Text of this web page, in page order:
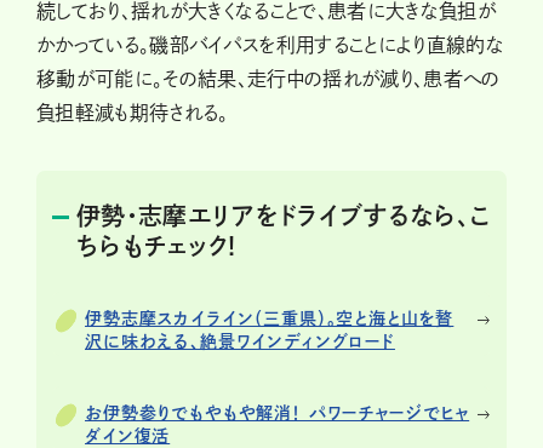
続しており、揺れが大きくなることで、患者に大きな負担が
かかっている。磯部バイパスを利用することにより直線的な
移動が可能に。その結果、走行中の揺れが減り、患者への
負担軽減も期待される。
伊勢・志摩エリアをドライブするなら、こ
ちらもチェック!
伊勢志摩スカイライン（三重県）。空と海と山を贅
沢に味わえる、絶景ワインディングロード
お伊勢参りでもやもや解消！ パワーチャージでヒャ
ダイン復活